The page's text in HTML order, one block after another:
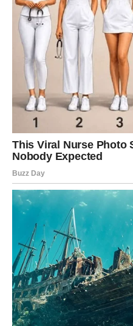
sudbina će im otvoriti vrata
zatvorena.
Za mnoge Jarčeve sledi
šokirati. Neko će dobiti
će rešiti veliki životni
na noge posle veoma
Ali nije samo novac ono što
Jarčevima dolazi i
mnogo razočaranja, neko
iskrenim namerama. I ono
neće morati da se bori sam.
Karma sada vraća Jarcu
uskraćeno. I to neće biti
preokret koji će mnoge
RIBE –